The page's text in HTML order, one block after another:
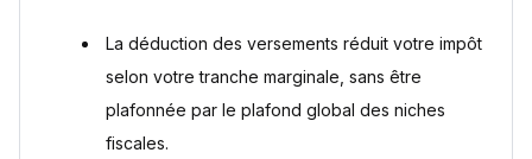
Est-ce intéressant d’ouvrir un PER quand on est jeune ?
Quelle rente peut-on espérer avec 100 000 € sur un PER ?
Peut-on cumuler PER et autres dispositifs d’épargne
La déduction des versements réduit votre impôt
selon votre tranche marginale, sans être
plafonnée par le plafond global des niches
fiscales.